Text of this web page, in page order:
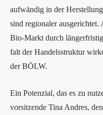
auf­wän­dig in der
sind regio­na­ler
Bio-Markt durch
falt der Han­dels­struk­tur
der BÖLW.
Ein Poten­zi­al, das es zu
vor­sit­zen­de Tina And­res,